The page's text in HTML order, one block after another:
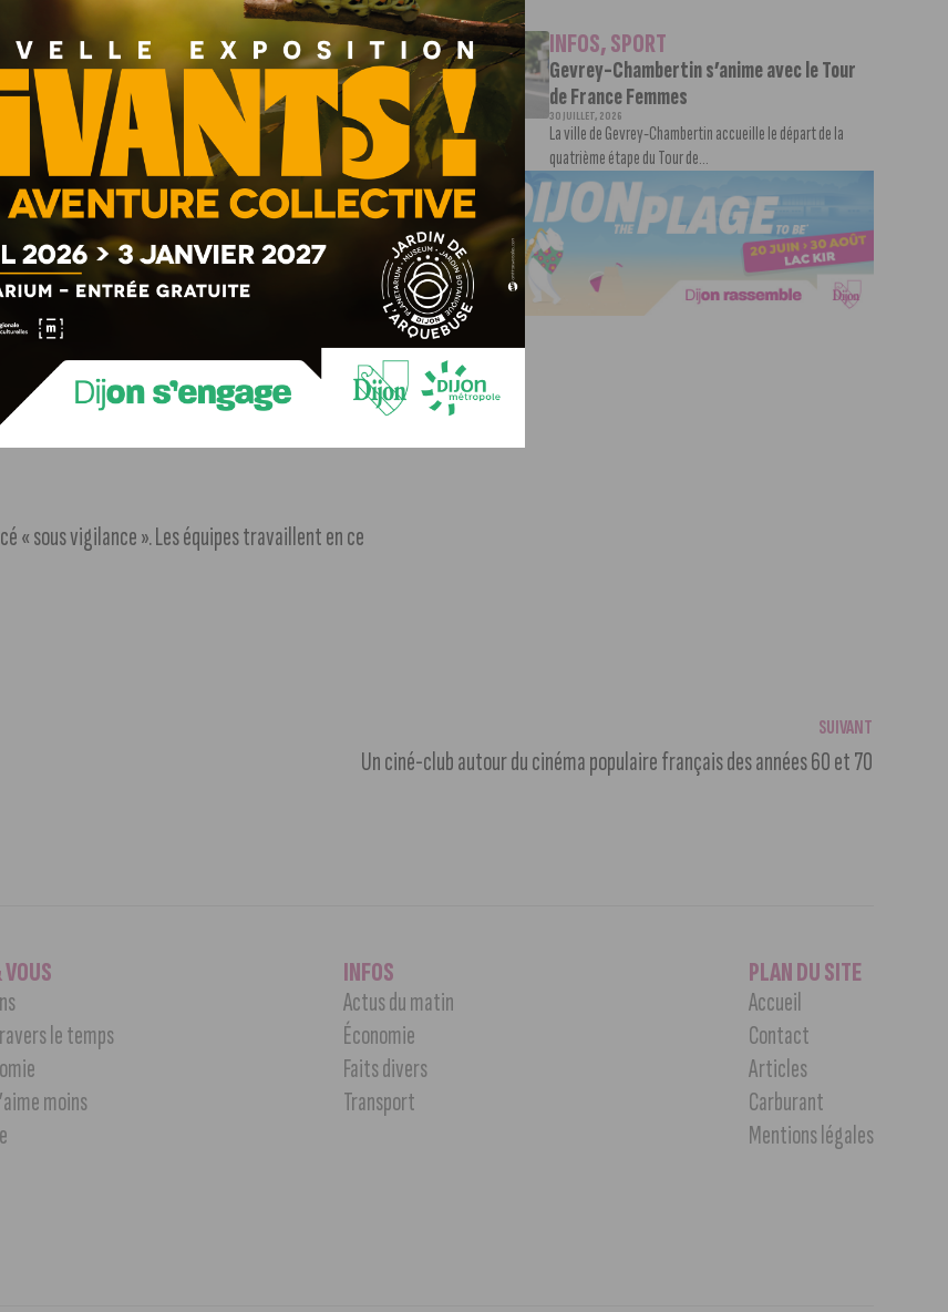
les services » – Orange France, sur
tentatives) ; les appels entrants étaient
même si l’appel était décroché.
services
« sous vigilance ». Les équipes travaillent en ce
INFOS,SPORT
Gevrey-Chambertin s’anime avec le Tour
de France Femmes
30 JUILLET, 2026
La ville de Gevrey-Chambertin accueille le départ de la
quatrième étape du Tour de...
SUIVANT
Un ciné-club autour du cinéma populaire français des années 60 et 70
VOUS
le temps
moins
INFOS
Actus du matin
Économie
Faits divers
Transport
PLAN DU SITE
Accueil
Contact
Articles
Carburant
Mentions légales